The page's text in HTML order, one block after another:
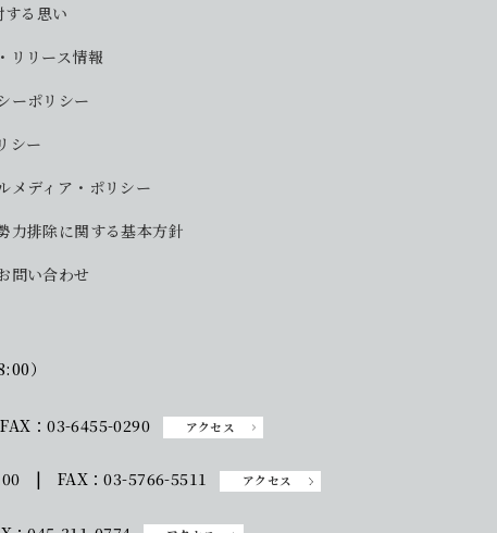
する思い
リリース情報
ーポリシー
シー
メディア・ポリシー
力排除に関する基本方針
問い合わせ
）
：03-6455-0290 アクセス
| FAX：03-5766-5511 アクセス